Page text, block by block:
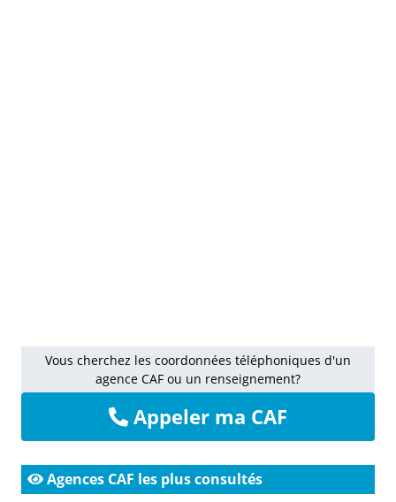
Vous cherchez les coordonnées téléphoniques d'un
agence CAF ou un renseignement?
Appeler ma CAF
Agences CAF les plus consultés